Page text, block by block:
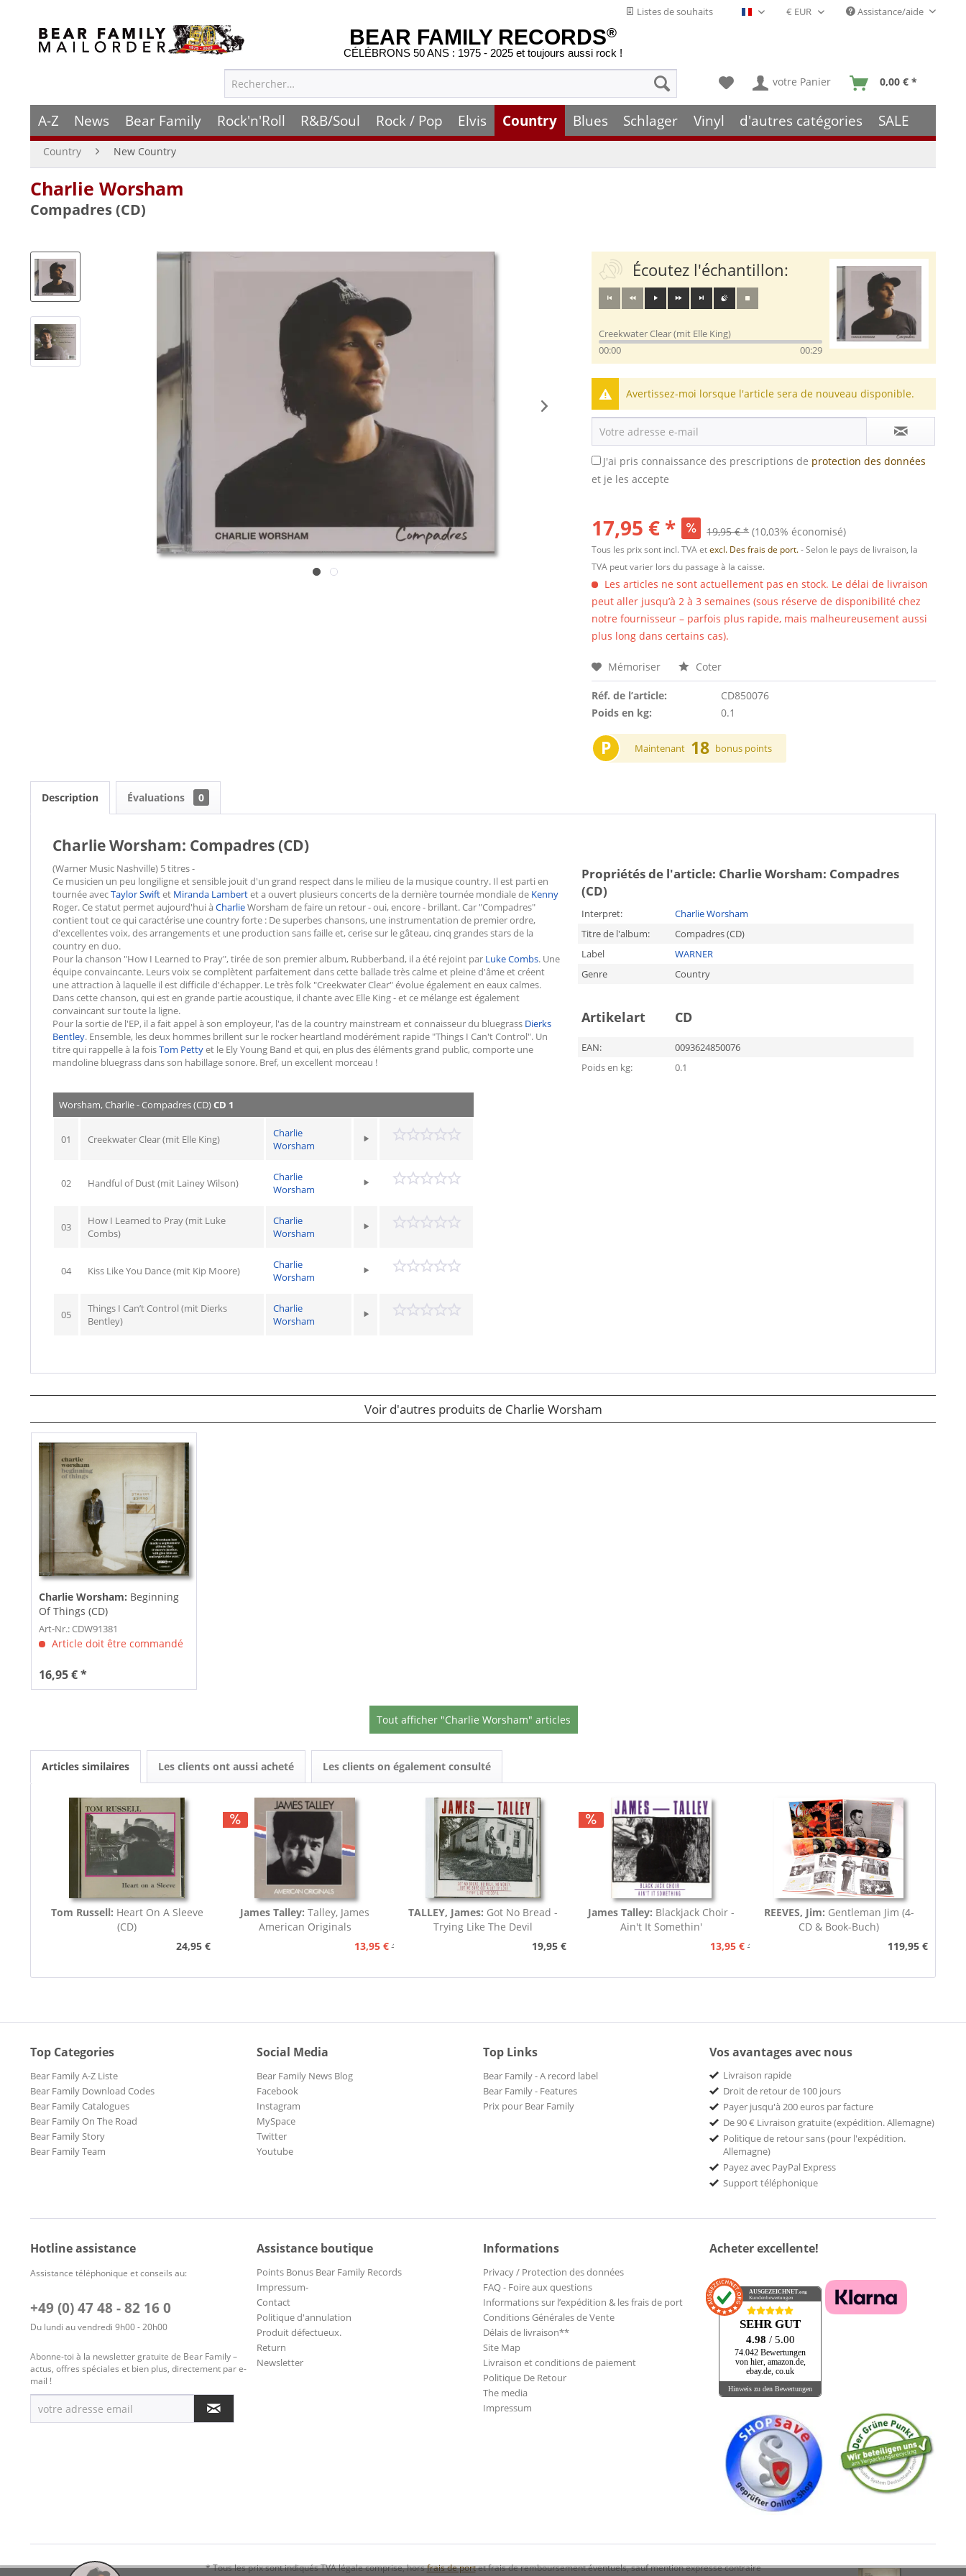
Listes de souhaits Français- FR Assistance/aide
BEAR FAMILY RECORDS®
CÉLÉBRONS 50 ANS : 1975 - 2025 et toujours aussi rock !
votre Panier 0,00 € *
A-Z News Bear Family Rock'n'Roll R&B/Soul Rock / Pop Elvis Country Blues Schlager Vinyl d'autres catégories SALE
Country New Country
Charlie Worsham
Compadres (CD)
Écoutez l'échantillon:
Creekwater Clear (mit Elle King)
00:00
00:29
Avertissez-moi lorsque l'article sera de nouveau disponible.
J'ai pris connaissance des prescriptions de protection des données
et je les accepte
17,95 € * 19,95 € * (10,03% économisé)
Tous les prix sont incl. TVA etexcl. Des frais de port.- Selon le pays de livraison, la
TVA peut varier lors du passage à la caisse.
Les articles ne sont actuellement pas en stock. Le délai de livraison
peut aller jusqu’à 2 à 3 semaines (sous réserve de disponibilité chez
notre fournisseur – parfois plus rapide, mais malheureusement aussi
plus long dans certains cas).
Mémoriser Coter
Réf. de l’article:
CD850076
Poids en kg:
0.1
P Maintenant 18 bonus points
Description Évaluations 0
Charlie Worsham: Compadres (CD)
(Warner Music Nashville) 5 titres -
Ce musicien un peu longiligne et sensible jouit d'un grand respect dans le milieu de la musique country. Il est parti en
tournée avecTaylor Swiftet Miranda Lambertet a ouvert plusieurs concerts de la dernière tournée mondiale de Kenny
Roger. Ce statut permet aujourd'hui àCharlieWorsham de faire un retour - oui, encore - brillant. Car "Compadres"
contient tout ce qui caractérise une country forte : De superbes chansons, une instrumentation de premier ordre,
d'excellentes voix, des arrangements et une production sans faille et, cerise sur le gâteau, cinq grandes stars de la
country en duo.
Pour la chanson "How I Learned to Pray", tirée de son premier album, Rubberband, il a été rejoint par Luke Combs. Une
équipe convaincante. Leurs voix se complètent parfaitement dans cette ballade très calme et pleine d'âme et créent
une attraction à laquelle il est difficile d'échapper. Le très folk "Creekwater Clear" évolue également en eaux calmes.
Dans cette chanson, qui est en grande partie acoustique, il chante avec Elle King - et ce mélange est également
convaincant sur toute la ligne.
Pour la sortie de l'EP, il a fait appel à son employeur, l'as de la country mainstream et connaisseur du bluegrass Dierks
Bentley. Ensemble, les deux hommes brillent sur le rocker heartland modérément rapide "Things I Can't Control". Un
titre qui rappelle à la foisTom Pettyet le Ely Young Band et qui, en plus des éléments grand public, comporte une
mandoline bluegrass dans son habillage sonore. Bref, un excellent morceau !
Propriétés de l'article: Charlie Worsham: Compadres
(CD)
Interpret:
Charlie Worsham
Titre de l'album:
Compadres (CD)
Label
WARNER
Genre
Country
Artikelart CD
EAN:
0093624850076
Poids en kg:
0.1
Worsham, Charlie - Compadres (CD)CD 1
01 Creekwater Clear (mit Elle King)
Charlie
Worsham
02 Handful of Dust (mit Lainey Wilson)
Charlie
Worsham
03
How I Learned to Pray (mit Luke
Combs)
Charlie
Worsham
04 Kiss Like You Dance (mit Kip Moore)
Charlie
Worsham
05
Things I Can’t Control (mit Dierks
Bentley)
Charlie
Worsham
Voir d'autres produits de Charlie Worsham
Charlie Worsham: Beginning
Of Things (CD)
Art-Nr.: CDW91381
Article doit être commandé
16,95 € *
Tout afficher "Charlie Worsham" articles
Articles similaires Les clients ont aussi acheté Les clients on également consulté
Tom Russell: Heart On A Sleeve
(CD)
24,95 €
James Talley:Talley, James
American Originals
13,95 € 15,95 €
TALLEY, James: Got No Bread -
Trying Like The Devil
19,95 €
James Talley: Blackjack Choir -
Ain't It Somethin'
13,95 € 15,95 €
REEVES, Jim: Gentleman Jim (4-
CD & Book-Buch)
119,95 €
Top Categories
Bear Family A-Z Liste
Bear Family Download Codes
Bear Family Catalogues
Bear Family On The Road
Bear Family Story
Bear Family Team
Social Media
Bear Family News Blog
Facebook
Instagram
MySpace
Twitter
Youtube
Top Links
Bear Family - A record label
Bear Family - Features
Prix pour Bear Family
Vos avantages avec nous
Livraison rapide
Droit de retour de 100 jours
Payer jusqu'à 200 euros par facture
De 90 € Livraison gratuite (expédition. Allemagne)
Politique de retour sans (pour l'expédition.
Allemagne)
Payez avec PayPal Express
Support téléphonique
Hotline assistance
Assistance téléphonique et conseils au:
+49 (0) 47 48 - 82 16 0
Du lundi au vendredi 9h00 - 20h00
Abonne-toi à la newsletter gratuite de Bear Family –
actus, offres spéciales et bien plus, directement par e-
mail !
Assistance boutique
Points Bonus Bear Family Records
Impressum-
Contact
Politique d'annulation
Produit défectueux.
Return
Newsletter
Informations
Privacy / Protection des données
FAQ - Foire aux questions
Informations sur l’expédition & les frais de port
Conditions Générales de Vente
Délais de livraison**
Site Map
Livraison et conditions de paiement
Politique De Retour
The media
Impressum
Acheter excellente!
AUSGEZEICHNET .org
Kundenbewertungen
SEHR GUT
4.98 / 5.00
74.042 Bewertungen
von hier, amazon.de,
ebay.de, co.uk
Hinweis zu den Bewertungen
* Tous les prix sont indiqués TVA légale comprise, horsfrais de portet frais de remboursement éventuels, sauf mention expresse contraire